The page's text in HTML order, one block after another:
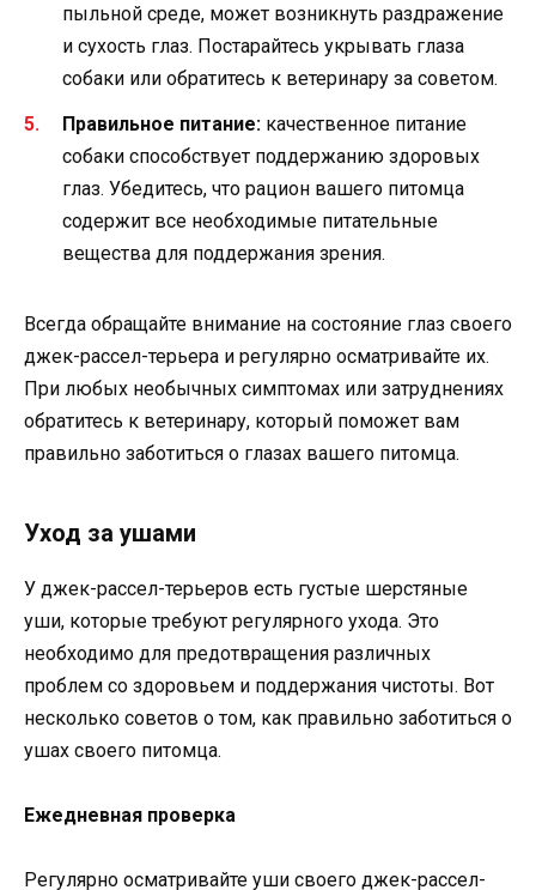
пыльной среде, может возникнуть раздражение
и сухость глаз. Постарайтесь укрывать глаза
собаки или обратитесь к ветеринару за советом.
Правильное питание: качественное питание
собаки способствует поддержанию здоровых
глаз. Убедитесь, что рацион вашего питомца
содержит все необходимые питательные
вещества для поддержания зрения.
Всегда обращайте внимание на состояние глаз своего
джек-рассел-терьера и регулярно осматривайте их.
При любых необычных симптомах или затруднениях
обратитесь к ветеринару, который поможет вам
правильно заботиться о глазах вашего питомца.
Уход за ушами
У джек-рассел-терьеров есть густые шерстяные
уши, которые требуют регулярного ухода. Это
необходимо для предотвращения различных
проблем со здоровьем и поддержания чистоты. Вот
несколько советов о том, как правильно заботиться о
ушах своего питомца.
Ежедневная проверка
Регулярно осматривайте уши своего джек-рассел-